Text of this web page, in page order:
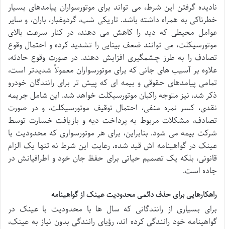
نادیده گرفتن این شرط، می تواند برای موتورسواران پیامدهای بسیار
خطرناکی به همراه داشته باشد. تاریکی شب، گردوغبار، باران، و سایر
عوامل محیطی که دید را کاهش می دهند، در کنار سرعت بالای
موتورسیکلت، می توانند ضعف بینایی را تشدید کرده و احتمال وقوع
تصادف را به طرز چشمگیری افزایش دهند. در صورت وقوع حادثه،
علاوه بر آسیب های جانی که برای موتورسواران معمولاً شدیدتر است،
تمامی پیامدهای حقوقی و بیمه ای که پیش تر برای رانندگان خودرو
ذکر شد، نیز متوجه راکبان موتورسیکلت خواهد شد. این شامل جریمه
نقدی، کسر نمره منفی، احتمال توقیف موتورسیکلت، و در صورت
تصادف، مشکلات مربوط به پرداخت دیه و بازیافت خسارت توسط
شرکت بیمه می شود. بنابراین، برای هر موتورسواری که محدودیت با
عینک در گواهینامه اش قید شده، رعایت این شرط نه تنها یک الزام
قانونی، بلکه یک تصمیم حیاتی برای حفظ جان خود و اطرافیانش در
جاده است.
راهکارهایی برای حذف دائمی محدودیت عینک از گواهینامه
برای بسیاری از رانندگانی که سال ها با محدودیت با عینک در
گواهینامه خود رانندگی کرده اند، رؤیای رانندگی بدون نیاز به عینک،